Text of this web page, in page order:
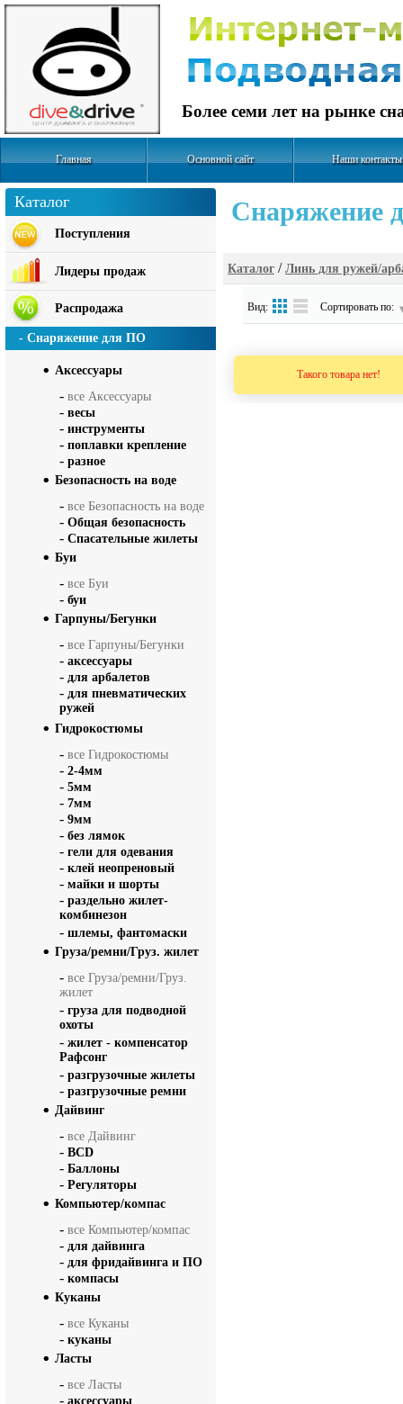
Более семи лет на рынке
Главная Основной сайт Наши контакты
Cнаряжение
Каталог / Линь для ружей/
Вид: Сортировать по:
Такого товара нет!
Каталог
Поступления
Лидеры продаж
Распродажа
- Снаряжение для ПО
Аксесcуары
- все Аксесcуары
- весы
- инструменты
- поплавки крепление
- разное
Безопасность на воде
- все Безопасность на воде
- Общая безопасность
- Спасательные жилеты
Буи
- все Буи
- буи
Гарпуны/Бегунки
- все Гарпуны/Бегунки
- аксессуары
- для арбалетов
- для пневматических
ружей
Гидрокостюмы
- все Гидрокостюмы
- 2-4мм
- 5мм
- 7мм
- 9мм
- без лямок
- гели для одевания
- клей неопреновый
- майки и шорты
- раздельно жилет-
комбинезон
- шлемы, фантомаски
Груза/ремни/Груз. жилет
- все Груза/ремни/Груз.
жилет
- груза для подводной
охоты
- жилет - компенсатор
Рафсонг
- разгрузочные жилеты
- разгрузочные ремни
Дайвинг
- все Дайвинг
- BCD
- Баллоны
- Регуляторы
Компьютер/компас
- все Компьютер/компас
- для дайвинга
- для фридайвинга и ПО
- компасы
Куканы
- все Куканы
- куканы
Ласты
- все Ласты
- аксессуары